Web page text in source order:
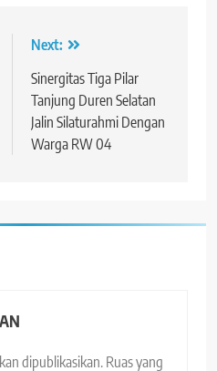
Next:
Sinergitas Tiga Pilar
Tanjung Duren Selatan
Jalin Silaturahmi Dengan
Warga RW 04
dipublikasikan. Ruas yang